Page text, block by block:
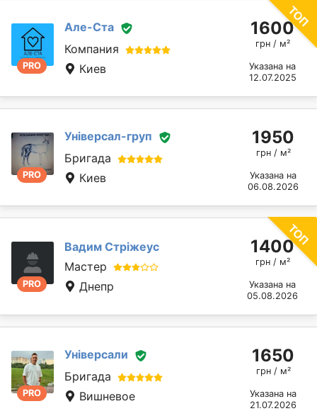
PRO
Але-Ста
Компания
Киев
1600
грн / м²
Указана на
12.07.2025
PRO
Універсал-груп
Бригада
Киев
1950
грн / м²
Указана на
06.08.2026
PRO
Вадим Стріжеус
Мастер
Днепр
1400
грн / м²
Указана на
05.08.2026
PRO
Універсали
Бригада
Вишневое
1650
грн / м²
Указана на
21.07.2026